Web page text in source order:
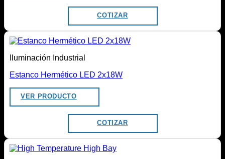
COTIZAR
Iluminación Industrial
Estanco Hermético LED 2x18W
VER PRODUCTO
COTIZAR